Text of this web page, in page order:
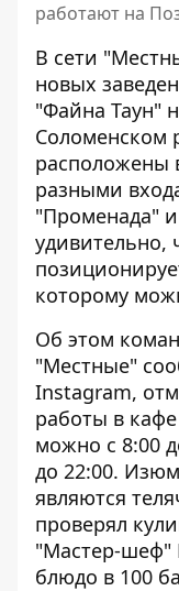
работают на
В сети
новых
"Файна Таун"
Соломенском
расположены
разными
"Променада"
удивительно,
которому
Об этом
"Местные"
Instagram,
работы в
можно с 8:00
до 22:00.
являются
проверял
"Мастер-шеф"
блюдо в 100